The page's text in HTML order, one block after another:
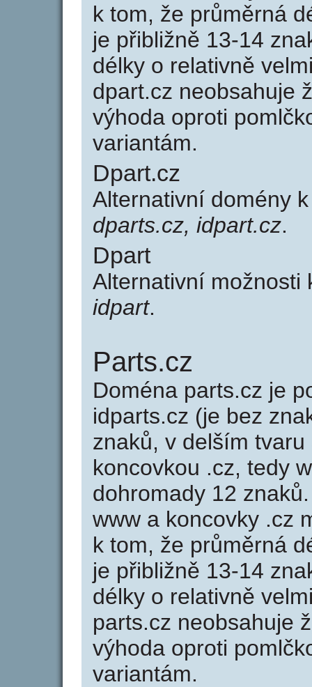
k tom, že průměrná
je přibližně 13-14
délky o relativně
dpart.cz neobsahuje
výhoda oproti
variantám.
Dpart.cz
Alternativní domény
dparts.cz, idpart.cz.
Dpart
Alternativní
idpart.
Parts.cz
Doména parts.cz je
idparts.cz (je bez
znaků, v delším
koncovkou .cz, tedy
dohromady 12
www a koncovky .cz
k tom, že průměrná
je přibližně 13-14
délky o relativně
parts.cz neobsahuje
výhoda oproti
variantám.